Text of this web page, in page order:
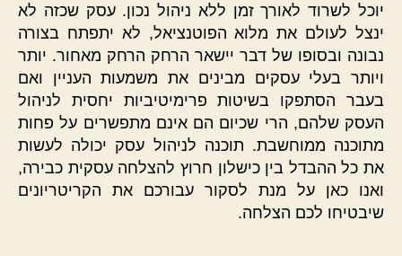
יוכל לשרוד לאורך זמן ללא ניהול נכון. עסק שכזה לא
ינצל לעולם את מלוא הפוטנציאל, לא יתפתח בצורה
נבונה ובסופו של דבר יישאר הרחק הרחק מאחור. יותר
ויותר בעלי עסקים מבינים את משמעות העניין ואם
בעבר הסתפקו בשיטות פרימיטיביות יחסית לניהול
העסק שלהם, הרי שכיום הם אינם מתפשרים על פחות
מתוכנה ממוחשבת. תוכנה לניהול עסק יכולה לעשות
את כל ההבדל בין כישלון חרוץ להצלחה עסקית כבירה,
ואנו כאן על מנת לסקור עבורכם את הקריטריונים
שיבטיחו לכם הצלחה.